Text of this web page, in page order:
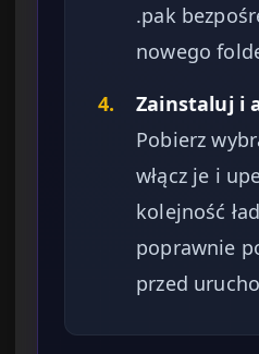
.pak
nowego
4.
Zainstaluj i
Pobierz
włącz je i
kolejność
poprawnie
przed